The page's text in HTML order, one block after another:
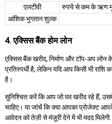
एलटीवी
रुपये से कम के ऋण
आंशिक भुगतान शुल्क
4. एक्सिस बैंक होम लोन
एक्सिस बैंक खरीद, निर्माण और टॉप-अप लोन
प्रतिस्पर्धी है, लेकिन यदि आप किसी भी
है।
सुनिश्चित करें कि आप जो घर खरीद रहे हैं,
चाहिए। या जांचें कि क्या आपका प्रोजेक्ट
आवेदन को तेज़ी से मंज़ूरी देने में भी मदद मिलेगी.